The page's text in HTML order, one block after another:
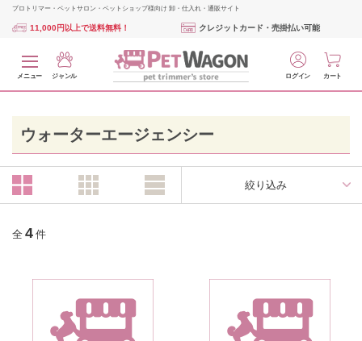
プロトリマー・ペットサロン・ペットショップ様向け 卸・仕入れ・通販サイト
11,000円以上で送料無料！ クレジットカード・売掛払い可能
メニュー ジャンル ログイン カート
ウォーターエージェンシー
絞り込み
全 4 件